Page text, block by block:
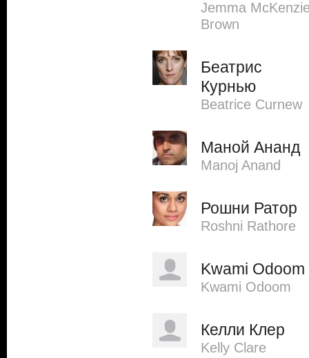
Jemma
Brown
Беатрис
Курнью
Beatrice Curnew
Маной Ананд
Manoj Anand
Рошни Ратор
Roshni Rathore
Kwami Odoom
Kwami Odoom
Келли Клер
Kelly Clare